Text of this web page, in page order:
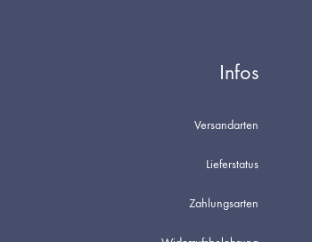
Infos
Versandarten
Lieferstatus
Zahlungsarten